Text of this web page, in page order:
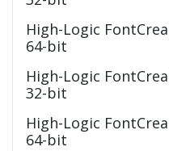
High-Logic
64-bit
High-Logic
32-bit
High-Logic
64-bit